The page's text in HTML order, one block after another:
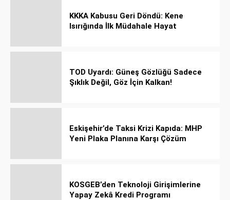
KKKA Kabusu Geri Döndü: Kene
Isırığında İlk Müdahale Hayat
TOD Uyardı: Güneş Gözlüğü Sadece
Şıklık Değil, Göz İçin Kalkan!
Eskişehir’de Taksi Krizi Kapıda: MHP
Yeni Plaka Planına Karşı Çözüm
KOSGEB’den Teknoloji Girişimlerine
Yapay Zekâ Kredi Programı